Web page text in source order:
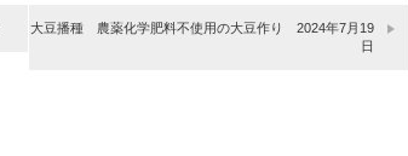
大豆播種 農薬化学肥料不使用の大豆作り 2024年7月19
日